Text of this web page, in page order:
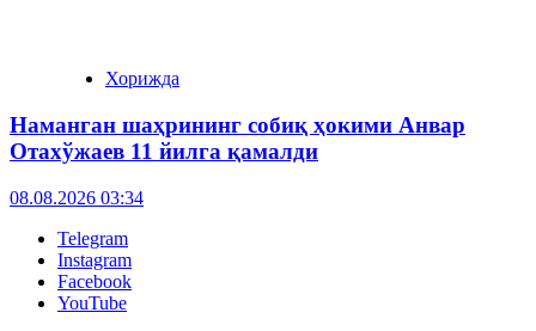
Хорижда
Наманган шаҳрининг собиқ ҳокими Анвар
Отахўжаев 11 йилга қамалди
08.08.2026 03:34
Telegram
Instagram
Facebook
YouTube